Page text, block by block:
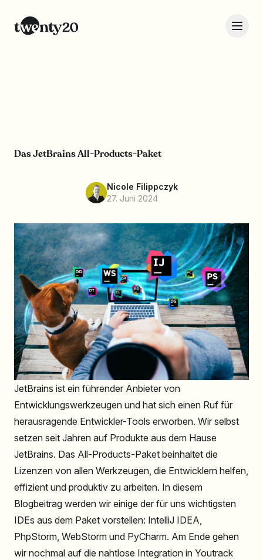
Das JetBrains All-Products-Paket
Nicole Filippczyk
27. Juni 2024
JetBrains ist ein führender Anbieter von
Entwicklungswerkzeugen und hat sich einen Ruf für
herausragende Entwickler-Tools erworben. Wir selbst
setzen seit Jahren auf Produkte aus dem Hause
JetBrains. Das All-Products-Paket beinhaltet die
Lizenzen von allen Werkzeugen, die Entwicklern helfen,
effizient und produktiv zu arbeiten. In diesem
Blogbeitrag werden wir einige der für uns wichtigsten
IDEs aus dem Paket vorstellen: IntelliJ IDEA,
PhpStorm, WebStorm und PyCharm. Am Ende gehen
wir nochmal auf die nahtlose Integration in Youtrack